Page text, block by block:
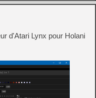
d'Atari Lynx pour Holani